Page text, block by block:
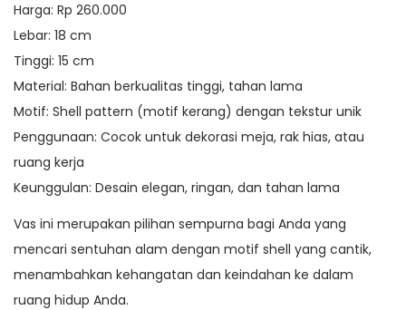
Harga: Rp 260.000
Lebar: 18 cm
Tinggi: 15 cm
Material: Bahan berkualitas tinggi, tahan lama
Motif: Shell pattern (motif kerang) dengan tekstur unik
Penggunaan: Cocok untuk dekorasi meja, rak hias, atau
ruang kerja
Keunggulan: Desain elegan, ringan, dan tahan lama
Vas ini merupakan pilihan sempurna bagi Anda yang
mencari sentuhan alam dengan motif shell yang cantik,
menambahkan kehangatan dan keindahan ke dalam
ruang hidup Anda.